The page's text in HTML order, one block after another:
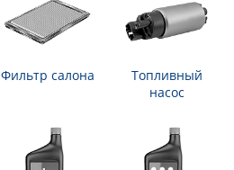
Фильтр салона
Топливный
насос